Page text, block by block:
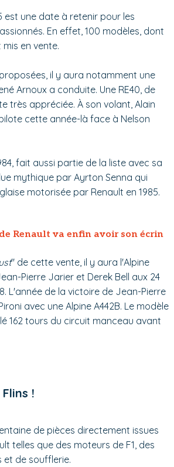
est une date à retenir pour les
En effet, 100 modèles, dont
mis en vente.
il y aura notamment une
Arnoux a conduite. Une RE40, de
très appréciée. À son volant, Alain
cette année-là face à Nelson
fait aussi partie de la liste avec sa
mythique par Ayrton Senna qui
motorisée par Renault en 1985.
Renault va enfin avoir son écrin
" de cette vente, il y aura l'Alpine
Pierre Jarier et Derek Bell aux 24
L'année de la victoire de Jean-Pierre
avec une Alpine A442B. Le modèle
162 tours du circuit manceau avant
!
de pièces directement issues
telles que des moteurs de F1, des
de soufflerie.